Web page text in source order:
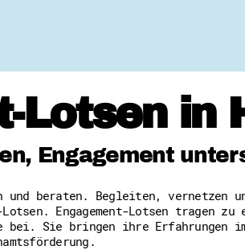
Crowdfunding - Viele
Ehrentag
Freiwilligenmanagement
Hessen engagiert - Digitale
Kompetenznachweis Hessen
Zeugnisbeiblatt
Mach dich schlau
GEMA-Pakt
Lotsen in
Engagement
beraten. Begleiten, vernetzen
Engagement-Lotsen tragen
Sie bringen ihre Erfahrungen